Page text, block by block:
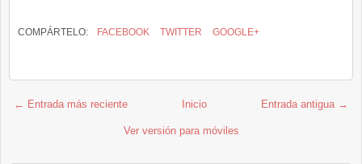
COMPÁRTELO: FACEBOOK TWITTER GOOGLE+
← Entrada más reciente Entrada antigua →
Inicio
Ver versión para móviles